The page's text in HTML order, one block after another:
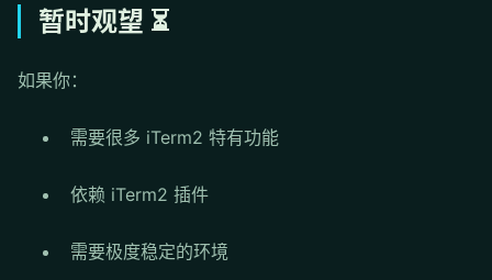
暂时观望 ⏳
如果你：
需要很多 iTerm2 特有功能
依赖 iTerm2 插件
需要极度稳定的环境